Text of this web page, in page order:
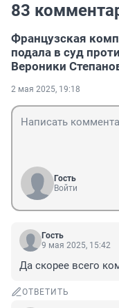
83
Французская
подала в суд
Вероники
2 мая 2025, 19:18
Гость
Войти
Гость
9 мая 2025, 15:42
Да скорее всего
ОТВЕТИТЬ